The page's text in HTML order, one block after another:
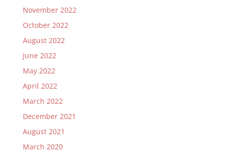
November 2022
October 2022
August 2022
June 2022
May 2022
April 2022
March 2022
December 2021
August 2021
March 2020